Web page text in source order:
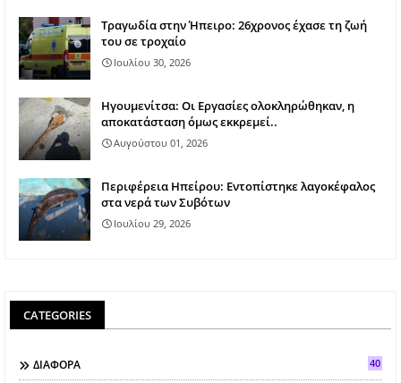
Τραγωδία στην Ήπειρο: 26χρονος έχασε τη ζωή
του σε τροχαίο
Ιουλίου 30, 2026
Ηγουμενίτσα: Οι Εργασίες ολοκληρώθηκαν, η
αποκατάσταση όμως εκκρεμεί..
Αυγούστου 01, 2026
Περιφέρεια Ηπείρου: Εντοπίστηκε λαγοκέφαλος
στα νερά των Συβότων
Ιουλίου 29, 2026
CATEGORIES
ΔΙΑΦΟΡΑ 40